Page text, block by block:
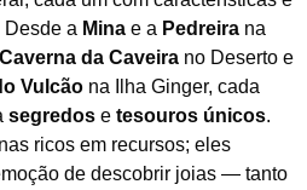
Desde a Mina e a Pedreira na
Caverna da Caveira no Deserto e
Vulcão na Ilha Ginger, cada
segredos e tesouros únicos.
ricos em recursos; eles
de descobrir joias — tanto